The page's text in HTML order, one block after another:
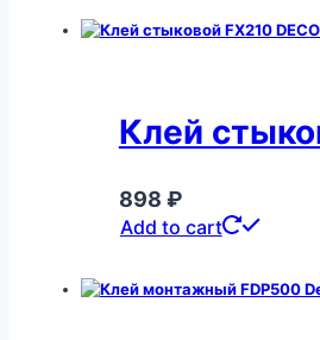
Клей
898 ₽
Add to cart